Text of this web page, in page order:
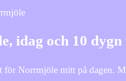
idag och 10
för Norrmjöle mitt på dagen.